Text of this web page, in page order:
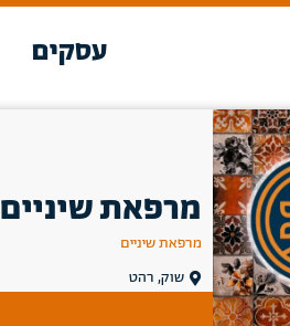
עסקים
מרפאת שיניים
מרפאת שיניים
שוק, רהט